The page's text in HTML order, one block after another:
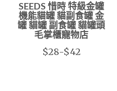
SEEDS 惜時 特級金罐
機能貓罐 貓副食罐 金
罐 貓罐 副食罐 貓罐頭
毛掌櫃寵物店
$28-$42